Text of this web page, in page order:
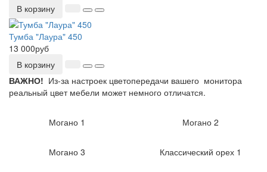
В корзину
Тумба "Лаура" 450
13 000руб
В корзину
ВАЖНО! Из-за настроек цветопередачи вашего монитора
реальный цвет мебели может немного отличатся.
Могано 1 Могано 2
Могано 3 Классический орех 1